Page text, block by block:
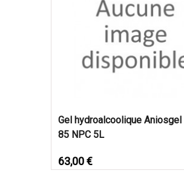
Gel hydroalcoolique Aniosgel
85 NPC 5L
Prix
63,00 €